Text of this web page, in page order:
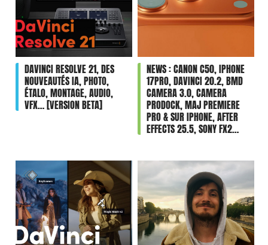
DAVINCI RESOLVE 21, DES
NOUVEAUTÉS IA, PHOTO,
ÉTALO, MONTAGE, AUDIO,
VFX… [VERSION BETA]
NEWS : CANON C50, IPHONE
17PRO, DAVINCI 20.2, BMD
CAMERA 3.0, CAMERA
PRODOCK, MAJ PREMIERE
PRO & SUR IPHONE, AFTER
EFFECTS 25.5, SONY FX2…